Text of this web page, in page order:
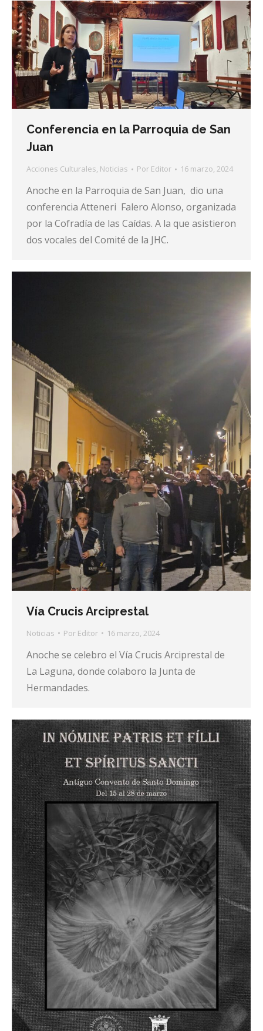
Conferencia en la Parroquia de San
Juan
Acciones Culturales, Noticias Por Editor 16 marzo, 2024
Anoche en la Parroquia de San Juan, dio una
conferencia Atteneri Falero Alonso, organizada
por la Cofradía de las Caídas. A la que asistieron
dos vocales del Comité de la JHC.
Vía Crucis Arciprestal
Noticias Por Editor 16 marzo, 2024
Anoche se celebro el Vía Crucis Arciprestal de
La Laguna, donde colaboro la Junta de
Hermandades.